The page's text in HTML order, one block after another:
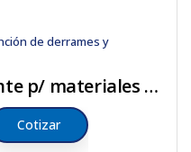
de derrames y
Almohadilla absorbente p/ materiales peligrosos
Cotizar